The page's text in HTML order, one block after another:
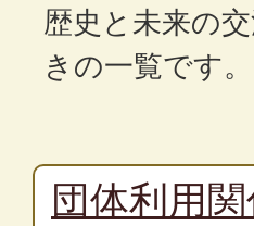
歴史と未来の
きの一覧です。
団体利用